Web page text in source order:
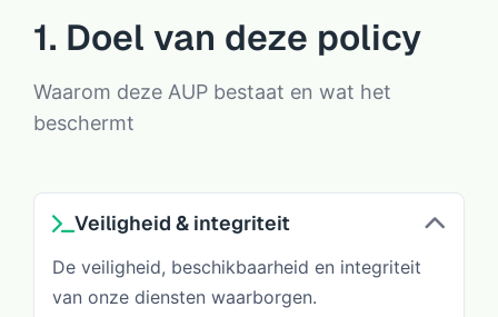
1. Doel van deze policy
Waarom deze AUP bestaat en wat het
beschermt
Veiligheid & integriteit
De veiligheid, beschikbaarheid en integriteit
van onze diensten waarborgen.